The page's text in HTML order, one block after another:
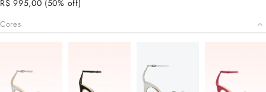
R$ 995,00 (50% off)
Cores